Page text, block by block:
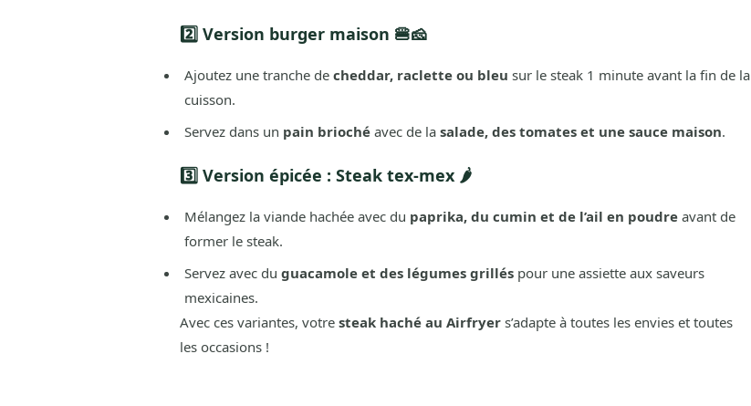
2️⃣ Version burger maison 🍔🧀
Ajoutez une tranche de cheddar, raclette ou bleu sur le steak 1 minute avant la fin de la
cuisson.
Servez dans un pain briochéavec de la salade, des tomates et une sauce maison.
3️⃣ Version épicée : Steak tex-mex 🌶️
Mélangez la viande hachée avec du paprika, du cumin et de l’ail en poudreavant de
former le steak.
Servez avec du guacamole et des légumes grilléspour une assiette aux saveurs
mexicaines.
Avec ces variantes, votre steak haché au Airfryers’adapte à toutes les envies et toutes
les occasions !